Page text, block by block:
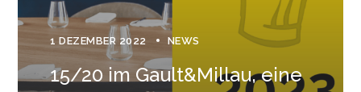
1 DEZEMBER 2022 NEWS
15/20 im Gault&Millau, eine